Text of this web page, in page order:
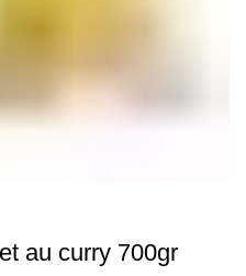
au curry 700gr